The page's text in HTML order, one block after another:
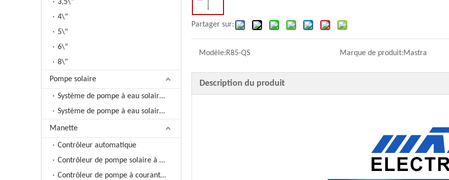
3,5\"
4\"
5\"
6\"
8\"
Pompe solaire
Système de pompe à eau solaire DC
Système de pompe à eau solaire AC
Manette
Contrôleur automatique
Contrôleur de pompe solaire à courant continu
Contrôleur de pompe à courant alternatif solaire
Partager sur:
Modèle:R85-QS Marque de produit:Mastra
Description du produit